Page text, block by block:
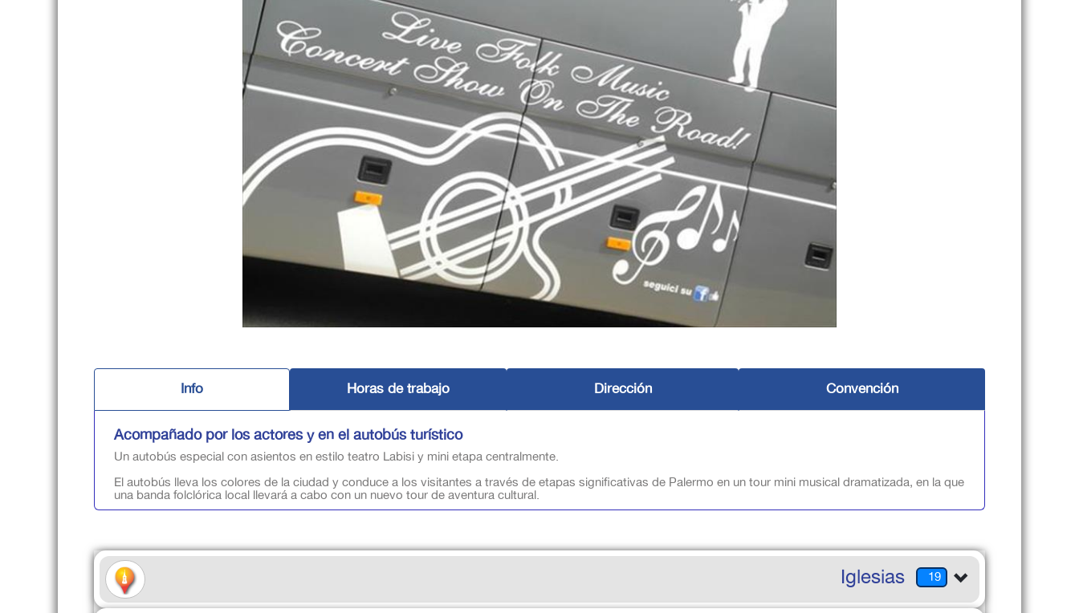
Info Horas de trabajo Dirección Convención
Acompañado por los actores y en el autobús turístico
Un autobús especial con asientos en estilo teatro Labisi y mini etapa centralmente.
El autobús lleva los colores de la ciudad y conduce a los visitantes a través de etapas significativas de Palermo en un tour mini musical dramatizada, en la que
una banda folclórica local llevará a cabo con un nuevo tour de aventura cultural.
19
Iglesias